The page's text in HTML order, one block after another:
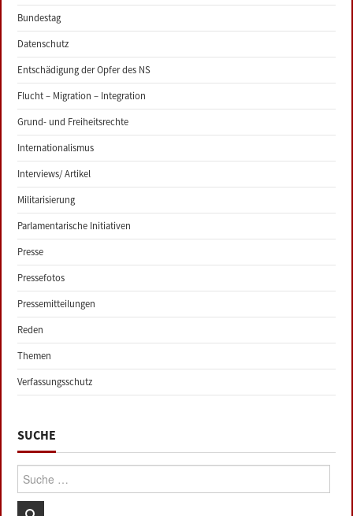
Bundestag
Datenschutz
Entschädigung der Opfer des NS
Flucht – Migration – Integration
Grund- und Freiheitsrechte
Internationalismus
Interviews/ Artikel
Militarisierung
Parlamentarische Initiativen
Presse
Pressefotos
Pressemitteilungen
Reden
Themen
Verfassungsschutz
SUCHE
Suche: